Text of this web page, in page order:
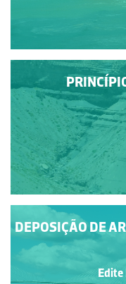
DEPOSIÇÃO DE
Edite